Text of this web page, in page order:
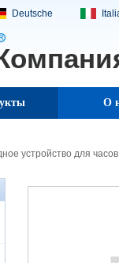
Deutsche
О
устройство для часов